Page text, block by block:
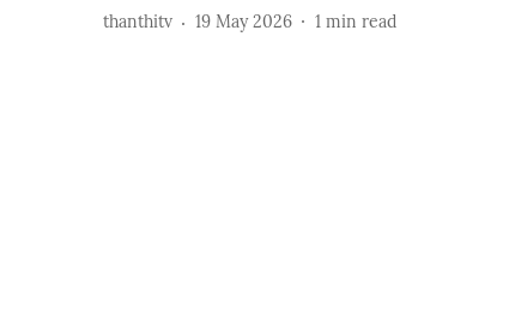
thanthitv 19 May 2026 1 min read